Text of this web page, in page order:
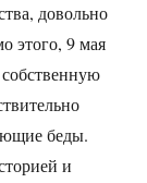
довольно
этого, 9 мая
беды.
и